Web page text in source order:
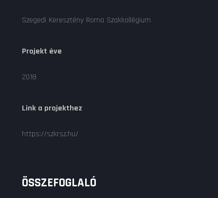
Szegedi Keresztény Roma Szakkollégium
Projekt éve
2018
Link a projekthez
https://szkrsz.hu/
ÖSSZEFOGLALÓ